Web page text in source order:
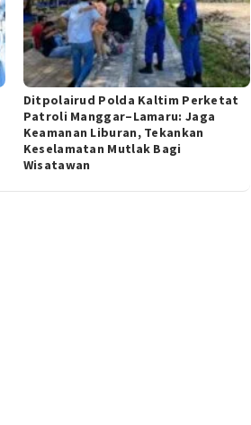
Ditpolairud Polda Kaltim Perketat
Patroli Manggar–Lamaru: Jaga
Keamanan Liburan, Tekankan
Keselamatan Mutlak Bagi
Wisatawan